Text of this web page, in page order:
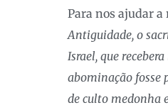
Para nos ajudar
Antiguidade, o
Israel, que
abominação fosse
de culto medonha